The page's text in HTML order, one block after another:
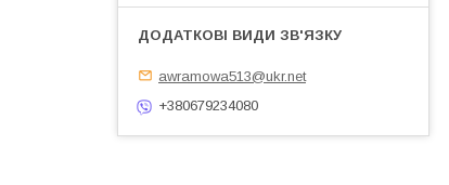
awramowa513@ukr.net
+380679234080